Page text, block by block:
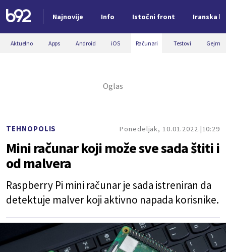
Najnovije Info Istočni front Iranska
Nova vest
Aktuelno Apps Android iOS Računari Testovi
TEHNOPOLIS Ponedeljak, 10.01.2022. 10:29
Mini računar koji može sve sada štiti i
od malvera
Raspberry Pi mini računar je sada istreniran da
detektuje malver koji aktivno napada korisnike.